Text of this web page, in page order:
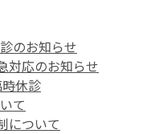
のお知らせ
応のお知らせ
休診
て
について